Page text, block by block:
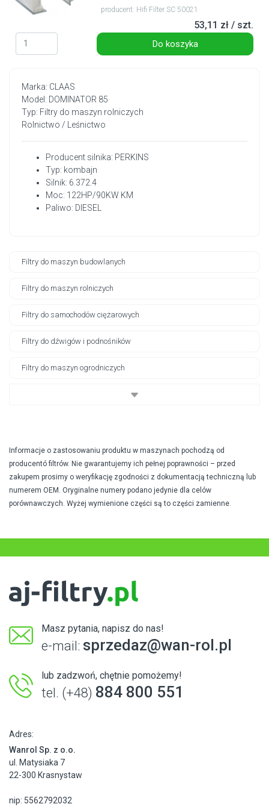
Marka: CLAAS
Model: DOMINATOR 85
Typ: Filtry do maszyn rolniczych
Rolnictwo / Leśnictwo
Producent silnika: PERKINS
Typ: kombajn
Silnik: 6.372.4
Moc: 122HP/90KW KM
Paliwo: DIESEL
Filtry do maszyn budowlanych
Filtry do maszyn rolniczych
Filtry do samochodów ciężarowych
Filtry do dźwigów i podnośników
Filtry do maszyn ogrodniczych
producent: Hifi Filter SC 50021
53,11 zł / szt.
Do koszyka
Informacje o zastosowaniu produktu w maszynach pochodzą od
producentó filtrów. Nie gwarantujemy ich pełnej poprawności – przed
zakupem prosimy o weryfikację zgodności z dokumentacją techniczną lub
numerem OEM. Oryginalne numery podano jedynie dla celów
porównawczych. Wyżej wymienione części są to części zamienne.
Masz pytania, napisz do nas!
e-mail: sprzedaz@wan-rol.pl
lub zadzwoń, chętnie pomożemy!
tel. (+48) 884 800 551
Adres:
Wanrol Sp. z o.o.
ul. Matysiaka 7
22-300 Krasnystaw
nip: 5562792032